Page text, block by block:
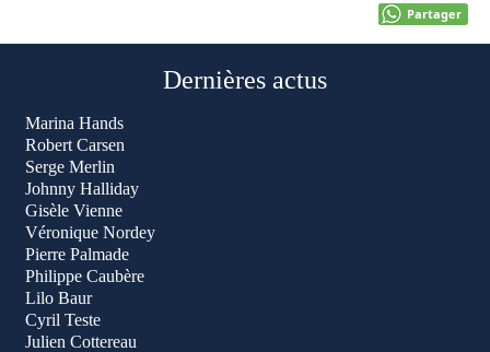
Partager
Dernières actus
Marina Hands
Robert Carsen
Serge Merlin
Johnny Halliday
Gisèle Vienne
Véronique Nordey
Pierre Palmade
Philippe Caubère
Lilo Baur
Cyril Teste
Julien Cottereau